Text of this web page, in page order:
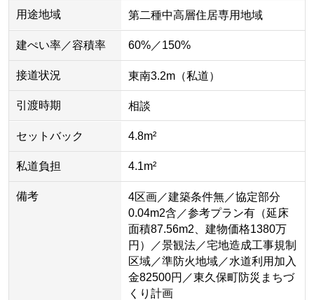
用途地域 第二種中高層住居専用地域
建ぺい率／容積率 60%／150%
接道状況 東南3.2m（私道）
引渡時期 相談
セットバック 4.8m²
私道負担 4.1m²
備考
4区画／建築条件無／協定部分
0.04m2含／参考プラン有（延床
面積87.56m2、建物価格1380万
円）／景観法／宅地造成工事規制
区域／準防火地域／水道利用加入
金82500円／東久保町防災まちづ
くり計画